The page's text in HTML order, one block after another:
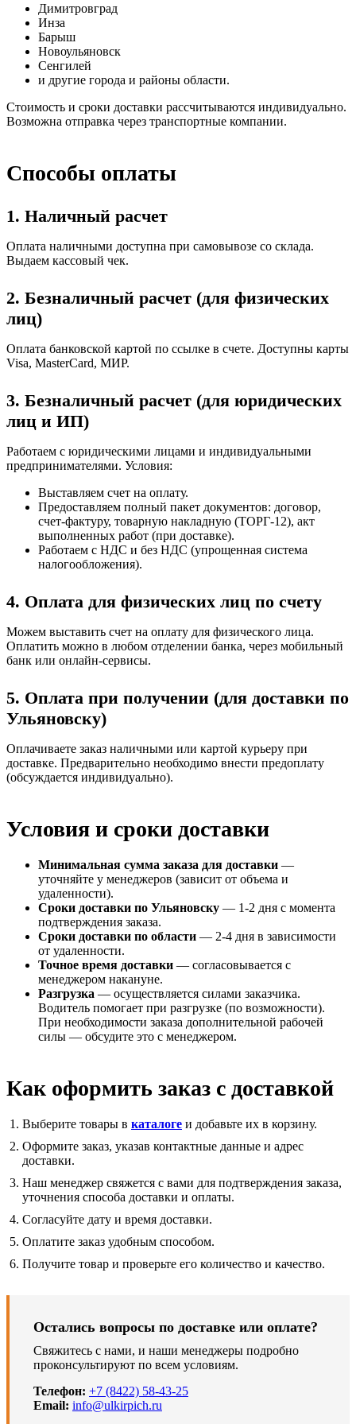
Димитровград
Инза
Барыш
Новоульяновск
Сенгилей
и другие города и районы области.
Стоимость и сроки доставки рассчитываются индивидуально.
Возможна отправка через транспортные компании.
Способы оплаты
1. Наличный расчет
Оплата наличными доступна при самовывозе со склада.
Выдаем кассовый чек.
2. Безналичный расчет (для физических
лиц)
Оплата банковской картой по ссылке в счете. Доступны карты
Visa, MasterCard, МИР.
3. Безналичный расчет (для юридических
лиц и ИП)
Работаем с юридическими лицами и индивидуальными
предпринимателями. Условия:
Выставляем счет на оплату.
Предоставляем полный пакет документов: договор,
счет-фактуру, товарную накладную (ТОРГ-12), акт
выполненных работ (при доставке).
Работаем с НДС и без НДС (упрощенная система
налогообложения).
4. Оплата для физических лиц по счету
Можем выставить счет на оплату для физического лица.
Оплатить можно в любом отделении банка, через мобильный
банк или онлайн-сервисы.
5. Оплата при получении (для доставки по
Ульяновску)
Оплачиваете заказ наличными или картой курьеру при
доставке. Предварительно необходимо внести предоплату
(обсуждается индивидуально).
Условия и сроки доставки
Минимальная сумма заказа для доставки —
уточняйте у менеджеров (зависит от объема и
удаленности).
Сроки доставки по Ульяновску — 1-2 дня с момента
подтверждения заказа.
Сроки доставки по области — 2-4 дня в зависимости
от удаленности.
Точное время доставки — согласовывается с
менеджером накануне.
Разгрузка — осуществляется силами заказчика.
Водитель помогает при разгрузке (по возможности).
При необходимости заказа дополнительной рабочей
силы — обсудите это с менеджером.
Как оформить заказ с доставкой
Выберите товары в каталоге и добавьте их в корзину.
Оформите заказ, указав контактные данные и адрес
доставки.
Наш менеджер свяжется с вами для подтверждения заказа,
уточнения способа доставки и оплаты.
Согласуйте дату и время доставки.
Оплатите заказ удобным способом.
Получите товар и проверьте его количество и качество.
Остались вопросы по доставке или оплате?
Свяжитесь с нами, и наши менеджеры подробно
проконсультируют по всем условиям.
Телефон: +7 (8422) 58-43-25
Email: info@ulkirpich.ru